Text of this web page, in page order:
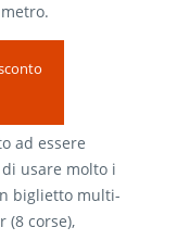
ad essere
usare molto i
biglietto multi-
(8 corse),